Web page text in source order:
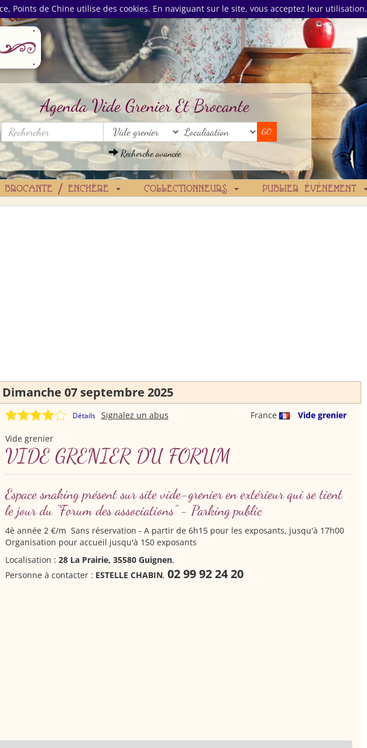
Points de Chine utilise des cookies. En naviguant sur le site, vous acceptez leur utilisation.
Agenda Vide Grenier Et Brocante
Recherche avancée
BROCANTE / ENCHÈRE COLLECTIONNEURS PUBLIER ÉVÉNEMENT
Dimanche 07 septembre 2025
Détails France Vide grenier
Signalez un abus
Vide grenier
VIDE GRENIER DU FORUM
Espace snaking présent sur site vide-grenier en extérieur qui se tient
le jour du "Forum des associations" - Parking public
4è année 2 €/m Sans réservation - A partir de 6h15 pour les exposants, jusqu'à 17h00
Organisation pour accueil jusqu'à 150 exposants
Localisation : 28 La Prairie, 35580 Guignen,
Personne à contacter : ESTELLE CHABIN, 02 99 92 24 20